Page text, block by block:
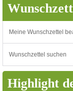
Meine Wunschzettel
Wunschzettel suchen
Highlight